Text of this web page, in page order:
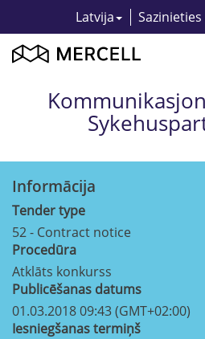
Latvija
Informācija
Tender type
52 - Contract notice
Procedūra
Atklāts konkurss
Publicēšanas datums
01.03.2018 09:43 (GMT+02:00)
Iesniegšanas termiņš